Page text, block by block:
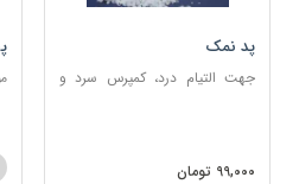
پد نمک
جهت التیام درد، کمپرس سرد و
99,000 تومان